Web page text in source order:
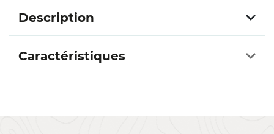
Description
Caractéristiques